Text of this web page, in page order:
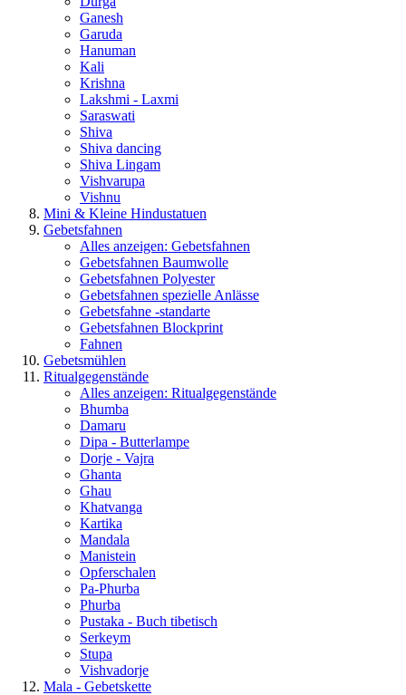
Ganesh
Garuda
Hanuman
Kali
Krishna
Lakshmi - Laxmi
Saraswati
Shiva
Shiva dancing
Shiva Lingam
Vishvarupa
Vishnu
Mini & Kleine Hindustatuen
Gebetsfahnen
Alles anzeigen: Gebetsfahnen
Gebetsfahnen Baumwolle
Gebetsfahnen Polyester
Gebetsfahnen spezielle Anlässe
Gebetsfahne -standarte
Gebetsfahnen Blockprint
Fahnen
Gebetsmühlen
Ritualgegenstände
Alles anzeigen: Ritualgegenstände
Bhumba
Damaru
Dipa - Butterlampe
Dorje - Vajra
Ghanta
Ghau
Khatvanga
Kartika
Mandala
Manistein
Opferschalen
Pa-Phurba
Phurba
Pustaka - Buch tibetisch
Serkeym
Stupa
Vishvadorje
Mala - Gebetskette